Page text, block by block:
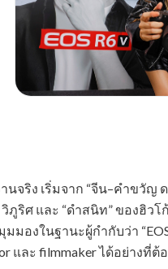
นจริง เริ่มจาก “จีน–คำขวั
ริศ และ “ดำสนิท” ของฮิว
งในฐานะผู้กำกับว่า
ละ filmmaker ได้อย่างที่ต้อ